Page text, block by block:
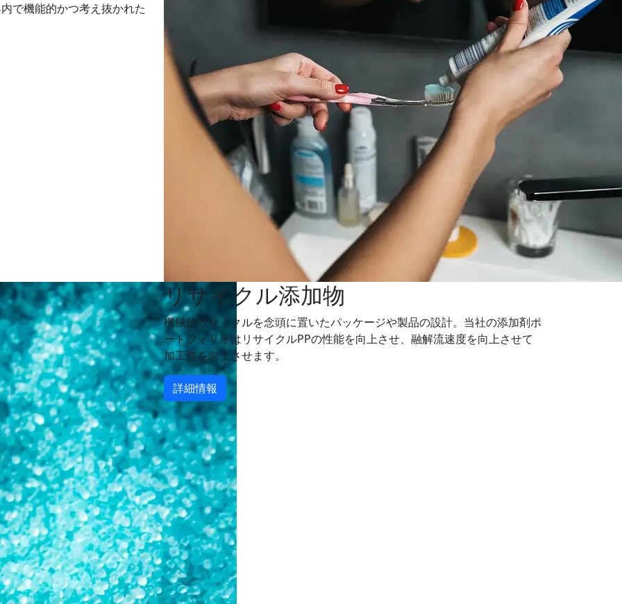
で機能的かつ考え抜かれた
リサイクル添加物
機械的リサイクルを念頭に置いたパッケージや製品の設計。当社の添加剤ポ
ートフォリオはリサイクルPPの性能を向上させ、融解流速度を向上させて
加工性を向上させます。
詳細情報